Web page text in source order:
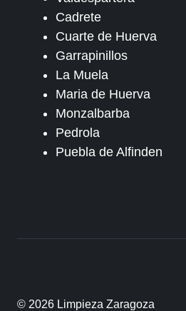
Cadrete
Cuarte de Huerva
Garrapinillos
La Muela
Maria de Huerva
Monzalbarba
Pedrola
Puebla de Alfinden
© 2026 Limpieza Zaragoza